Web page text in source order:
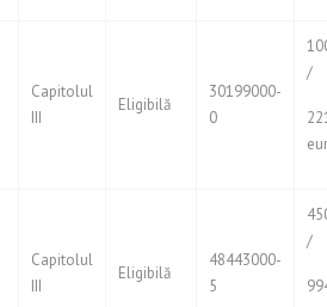
Capitolul
III
Eligibilă
30199000-
0
/
Capitolul
III
Eligibilă
48443000-
5
/